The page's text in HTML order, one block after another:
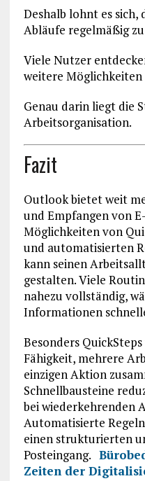
Deshalb lohnt es sich,
Abläufe regelmäßig
Viele Nutzer
weitere
Genau darin liegt die
Arbeitsorganisation.
Fazit
Outlook bietet weit
und Empfangen von
Möglichkeiten von
und automatisierten
kann seinen
gestalten. Viele
nahezu vollständig,
Informationen
Besonders
Fähigkeit, mehrere
einzigen Aktion
Schnellbausteine
bei wiederkehrenden
Automatisierte
einen strukturierten
Posteingang.
Zeiten der